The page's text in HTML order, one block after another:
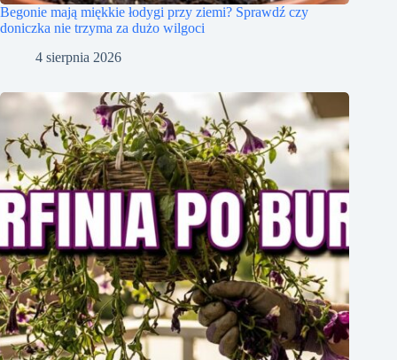
Begonie mają miękkie łodygi przy ziemi? Sprawdź czy
doniczka nie trzyma za dużo wilgoci
4 sierpnia 2026